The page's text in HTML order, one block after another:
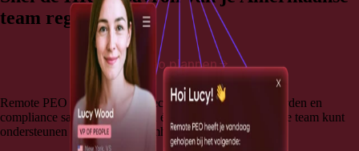
team regelen.
Remote PEO brengt payroll, secundaire arbeidsvoorwaarden en
compliance samen, zodat je via één eenvoudig platform je team kunt
ondersteunen en HR-werkzaamheden kunt uitvoeren.
Demo plannen